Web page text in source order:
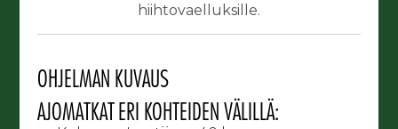
hiihtovaelluksille.
OHJELMAN KUVAUS
AJOMATKAT ERI KOHTEIDEN VÄLILLÄ: